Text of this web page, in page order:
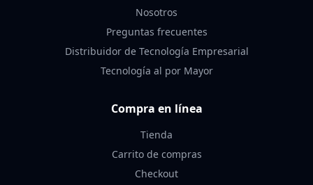
Nosotros
Preguntas frecuentes
Distribuidor de Tecnología Empresarial
Tecnología al por Mayor
Compra en línea
Tienda
Carrito de compras
Checkout